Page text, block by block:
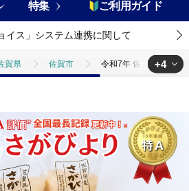
特集 ご利用ガイド
イス」システム連携に関して
賀県 佐賀市 令和7年 佐賀県産さが
令和7年 佐賀県産さがびより 白米6kg：
精米 令和7年 佐賀県産さがびより
さがびより 令和7年 佐賀県産さが
+4